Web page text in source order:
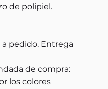
de polipiel.
pedido. Entrega
de compra:
los colores